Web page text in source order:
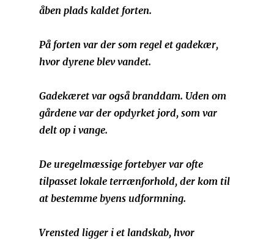
åben plads kaldet forten.
På forten var der som regel et gadekær,
hvor dyrene blev vandet.
Gadekæret var også branddam. Uden om
gårdene var der opdyrket jord, som var
delt op i vange.
De uregelmæssige fortebyer var ofte
tilpasset lokale terrænforhold, der kom til
at bestemme byens udformning.
Vrensted ligger i et landskab, hvor